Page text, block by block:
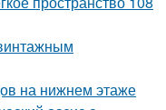
на нижнем этаже